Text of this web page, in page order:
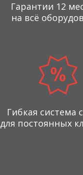
Гарантии 12
на всё
Гибкая система
для постоянных